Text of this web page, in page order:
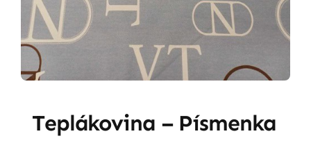
Teplákovina – Písmenka